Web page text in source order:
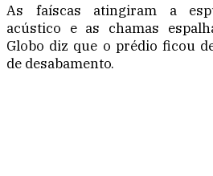
As faíscas atingiram a
acústico e as chamas
Globo diz que o prédio ficou
de desabamento.